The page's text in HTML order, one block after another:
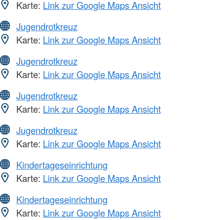
Karte: Link zur Google Maps Ansicht
Jugendrotkreuz
Karte: Link zur Google Maps Ansicht
Jugendrotkreuz
Karte: Link zur Google Maps Ansicht
Jugendrotkreuz
Karte: Link zur Google Maps Ansicht
Jugendrotkreuz
Karte: Link zur Google Maps Ansicht
Kindertageseinrichtung
Karte: Link zur Google Maps Ansicht
Kindertageseinrichtung
Karte: Link zur Google Maps Ansicht